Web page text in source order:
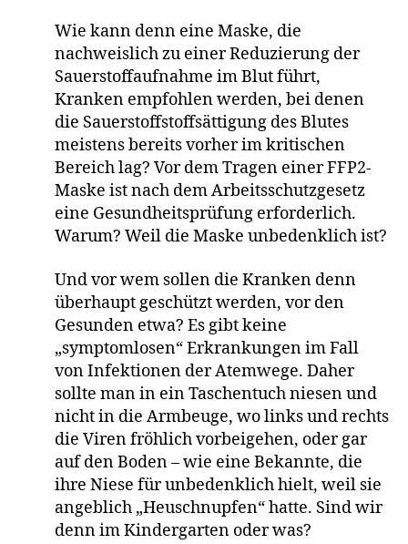
Wie kann denn eine Maske, die
nachweislich zu einer Reduzierung der
Sauerstoffaufnahme im Blut führt,
Kranken empfohlen werden, bei denen
die Sauerstoffstoffsättigung des Blutes
meistens bereits vorher im kritischen
Bereich lag? Vor dem Tragen einer FFP2-
Maske ist nach dem Arbeitsschutzgesetz
eine Gesundheitsprüfung erforderlich.
Warum? Weil die Maske unbedenklich ist?
Und vor wem sollen die Kranken denn
überhaupt geschützt werden, vor den
Gesunden etwa? Es gibt keine
„symptomlosen“ Erkrankungen im Fall
von Infektionen der Atemwege. Daher
sollte man in ein Taschentuch niesen und
nicht in die Armbeuge, wo links und rechts
die Viren fröhlich vorbeigehen, oder gar
auf den Boden – wie eine Bekannte, die
ihre Niese für unbedenklich hielt, weil sie
angeblich „Heuschnupfen“ hatte. Sind wir
denn im Kindergarten oder was?